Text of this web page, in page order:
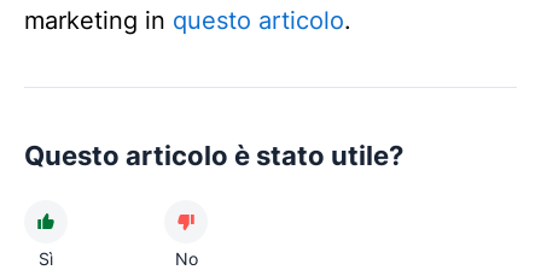
marketing in questo articolo.
Questo articolo è stato utile?
Sì No